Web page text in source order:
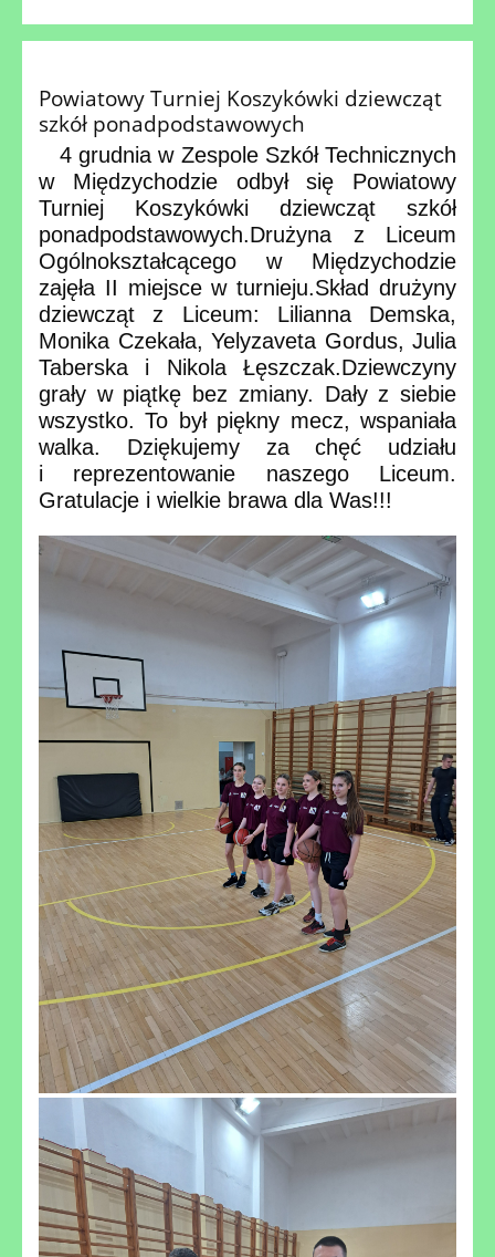
Powiatowy Turniej Koszykówki dziewcząt
szkół ponadpodstawowych
4 grudnia w Zespole Szkół Technicznych
w Międzychodzie odbył się Powiatowy
Turniej Koszykówki dziewcząt szkół
ponadpodstawowych.Drużyna z Liceum
Ogólnokształcącego w Międzychodzie
zajęła II miejsce w turnieju.Skład drużyny
dziewcząt z Liceum: Lilianna Demska,
Monika Czekała, Yelyzaveta Gordus, Julia
Taberska i Nikola Łęszczak.Dziewczyny
grały w piątkę bez zmiany. Dały z siebie
wszystko. To był piękny mecz, wspaniała
walka. Dziękujemy za chęć udziału
i reprezentowanie naszego Liceum.
Gratulacje i wielkie brawa dla Was!!!